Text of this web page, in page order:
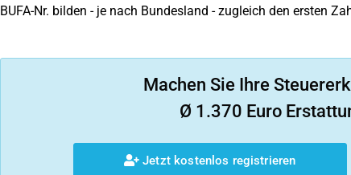
BUFA-Nr. bilden - je nach Bundesland - zugleich den ersten
Machen Sie Ihre
Ø 1.370 Euro
Jetzt kostenlos registrieren